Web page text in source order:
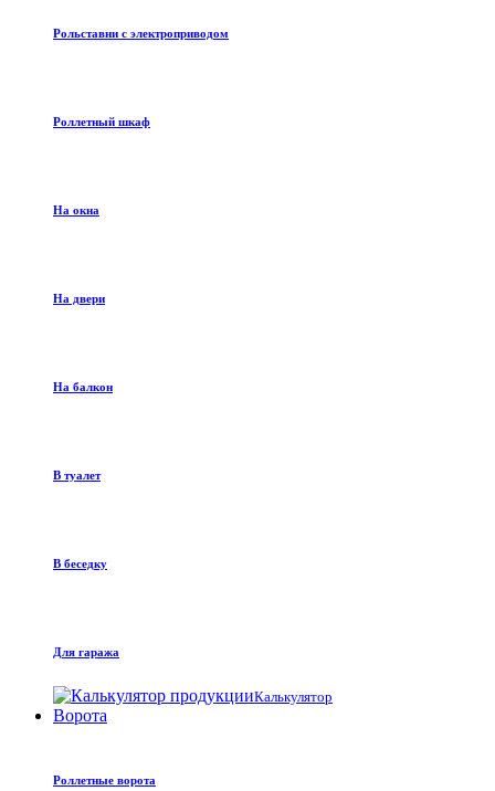
Рольставни с электроприводом
Роллетный шкаф
На окна
На двери
На балкон
В туалет
В беседку
Для гаража
Калькулятор
Ворота
Роллетные ворота